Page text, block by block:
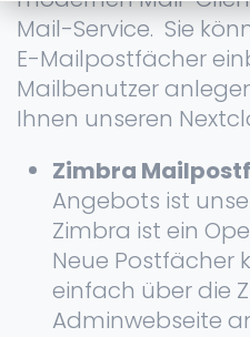
Mail-Service. Sie
E-Mailpostfächer
Mailbenutzer
Ihnen unseren
Zimbra
Angebots ist
Zimbra ist ein
Neue Postfächer
einfach über die
Adminwebseite